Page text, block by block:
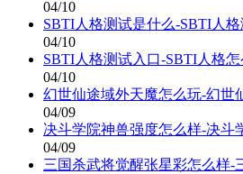
04/10
SBTI人格测试是什么-SBTI人
04/10
SBTI人格测试入口-SBTI人格
04/10
幻世仙途域外天魔怎么玩-幻世
04/09
决斗学院神兽强度怎么样-决斗
04/09
三国杀武将觉醒张星彩怎么样-